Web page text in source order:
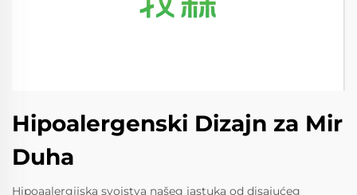
Hipoalergenski Dizajn za Mir
Duha
Hipoaalergijska svojstva našeg jastuka od disajućeg